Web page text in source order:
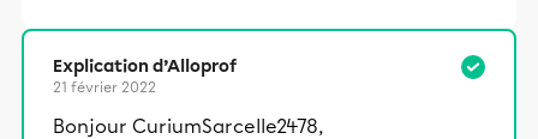
Explication d’Alloprof
21 février 2022
Bonjour CuriumSarcelle2478,